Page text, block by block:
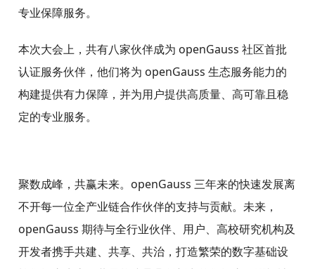
专业保障服务。
本次大会上，共有八家伙伴成为 openGauss 社区首批
认证服务伙伴，他们将为 openGauss 生态服务能力的
构建提供有力保障，并为用户提供高质量、高可靠且稳
定的专业服务。
聚数成峰，共赢未来。openGauss 三年来的快速发展离
不开每一位全产业链合作伙伴的支持与贡献。未来，
openGauss 期待与全行业伙伴、用户、高校研究机构及
开发者携手共建、共享、共治，打造繁荣的数字基础设